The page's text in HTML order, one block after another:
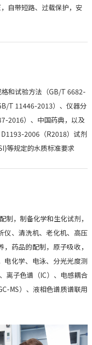
自带短路、过载保护，安
和试验方法（GB/T 6682-
T 11446-2013）、仪器分
2016）、中国药典，以及
2006（R2018）试剂
等规定的水质标准要求
制，制备化学和生化试剂，
仪、清洗机、老化机、高压
药品的配制，原子吸收，
电化学、电泳、分光光度测
离子色谱（IC）、电感耦合
MS）、液相色谱质谱联用